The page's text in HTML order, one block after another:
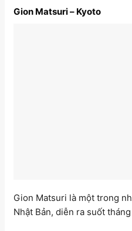
Gion Matsuri – Kyoto
Gion Matsuri là một trong
Nhật Bản, diễn ra suốt